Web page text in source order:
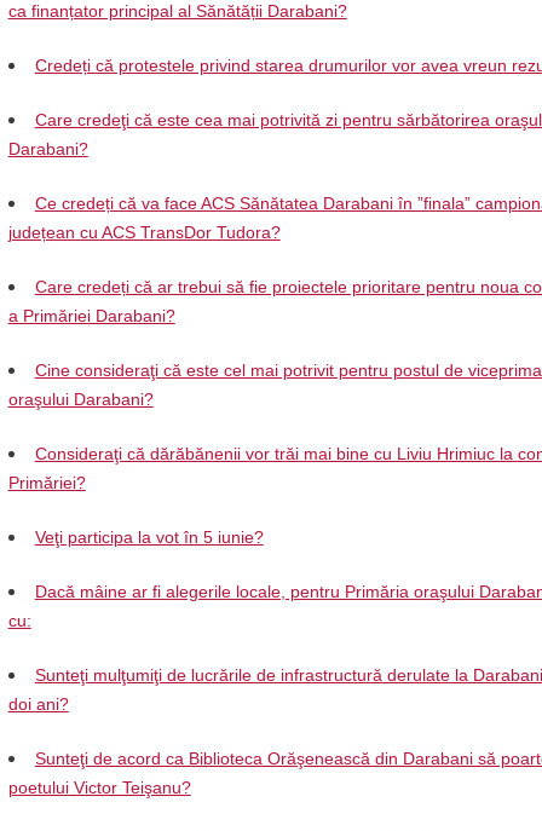
ca finanțator principal al Sănătății Darabani?
Credeți că protestele privind starea drumurilor vor avea vreun
Care credeţi că este cea mai potrivită zi pentru sărbătorirea
Darabani?
Ce credeți că va face ACS Sănătatea Darabani în ”finala”
județean cu ACS TransDor Tudora?
Care credeți că ar trebui să fie proiectele prioritare pentru noua
a Primăriei Darabani?
Cine consideraţi că este cel mai potrivit pentru postul de
oraşului Darabani?
Consideraţi că dărăbănenii vor trăi mai bine cu Liviu Hrimiuc la
Primăriei?
Veţi participa la vot în 5 iunie?
Dacă mâine ar fi alegerile locale, pentru Primăria oraşului
cu:
Sunteţi mulţumiţi de lucrările de infrastructură derulate la
doi ani?
Sunteţi de acord ca Biblioteca Orăşenească din Darabani să
poetului Victor Teişanu?